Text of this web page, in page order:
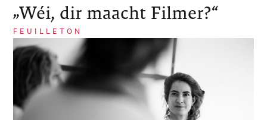
„Wéi, dir maacht Filmer?“
FEUILLETON